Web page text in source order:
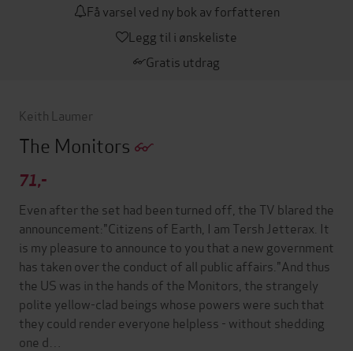
Få varsel ved ny bok av forfatteren
Legg til i ønskeliste
Gratis utdrag
Keith Laumer
The Monitors
71,-
Even after the set had been turned off, the TV blared the
announcement:"Citizens of Earth, I am Tersh Jetterax. It
is my pleasure to announce to you that a new government
has taken over the conduct of all public affairs."And thus
the US was in the hands of the Monitors, the strangely
polite yellow-clad beings whose powers were such that
they could render everyone helpless - without shedding
one d…